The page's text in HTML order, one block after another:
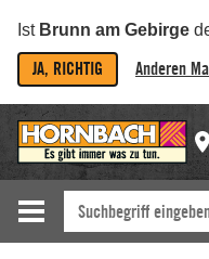
Ist Brunn am Gebirge
JA, RICHTIG Anderen